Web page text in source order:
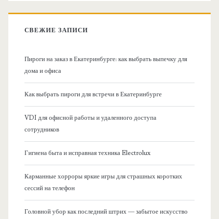
:
СВЕЖИЕ ЗАПИСИ
Пироги на заказ в Екатеринбурге: как выбрать выпечку для
дома и офиса
Как выбрать пироги для встречи в Екатеринбурге
VDI для офисной работы и удаленного доступа
сотрудников
Гигиена быта и исправная техника Electrolux
Карманные хорроры яркие игры для страшных коротких
сессий на телефон
Головной убор как последний штрих — забытое искусство